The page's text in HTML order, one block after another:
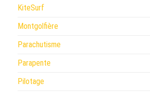
KiteSurf
Montgolfière
Parachutisme
Parapente
Pilotage